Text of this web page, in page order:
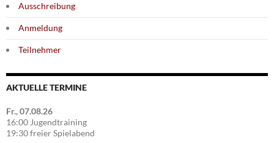
Ausschreibung
Anmeldung
Teilnehmer
AKTUELLE TERMINE
Fr., 07.08.26
16:00 Jugendtraining
19:30 freier Spielabend